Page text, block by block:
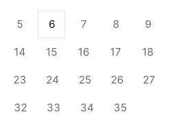
5 6 7 8 9
14 15 16 17 18
23 24 25 26 27
32 33 34 35